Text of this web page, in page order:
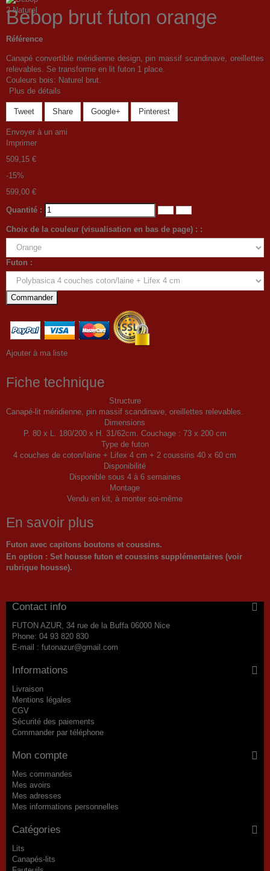
Bebop brut futon orange
Référence
Canapé convertible méridienne design, pin massif scandinave, oreillettes
relevables. Se transforme en lit futon 1 place.
Couleurs bois: Naturel brut.
Plus de détails
Tweet Share Google+ Pinterest
Envoyer à un ami
Imprimer
509,15 €
-15%
599,00 €
Quantité :
Choix de la couleur (visualisation en bas de page) : :
Futon :
Commander
Ajouter à ma liste
Fiche technique
Structure
Canapé-lit méridienne, pin massif scandinave, oreillettes relevables.
Dimensions
P. 80 x L. 180/200 x H. 31/62cm. Couchage : 73 x 200 cm
Type de futon
4 couches de coton/laine + Lifex 4 cm + 2 coussins 40 x 60 cm
Disponibilité
Disponible sous 4 à 6 semaines
Montage
Vendu en kit, à monter soi-même
En savoir plus
Futon avec capitons boutons et coussins.
En option : Set housse futon et coussins supplémentaires (voir
rubrique housse).
Contact info
FUTON AZUR, 34 rue de la Buffa 06000 Nice
Phone: 04 93 820 830
E-mail : futonazur@gmail.com
Informations
Livraison
Mentions légales
CGV
Sécurité des paiements
Commander par téléphone
Mon compte
Mes commandes
Mes avoirs
Mes adresses
Mes informations personnelles
Catégories
Lits
Canapés-lits